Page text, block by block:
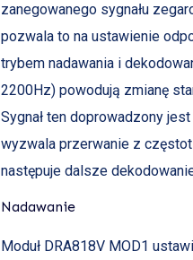
zanegowanego sygnału
pozwala to na ustawienie
trybem nadawania i
2200Hz) powodują zmianę
Sygnał ten doprowadzony
wyzwala przerwanie z
następuje dalsze
Nadawanie
Moduł DRA818V MOD1